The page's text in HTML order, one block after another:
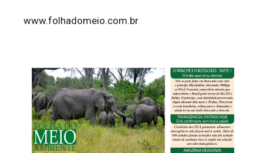
www.folhadomeio.com.br